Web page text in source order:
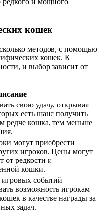
кошек
методов, с помощью
кошек. К
и выбор зависит от
свою удачу, открывая
есть шанс получить
редче кошка, тем меньше
могут приобрести
игроков. Цены могут
от редкости и
кошки.
событий
возможность игрокам
в качестве награды за
задач.